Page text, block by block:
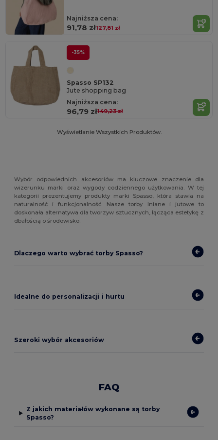
Najniższa cena:
91,78 zł127,81 zł
-35%
Spasso SP132
Jute shopping bag
Najniższa cena:
96,79 zł149,23 zł
Wyświetlanie Wszystkich Produktów.
Wybór odpowiednich akcesoriów ma kluczowe znaczenie dla
wizerunku marki oraz wygody codziennego użytkowania. W tej
kategorii prezentujemy produkty marki Spasso, która stawia na
naturalność i funkcjonalność. Nasze torby lniane i jutowe to
doskonała alternatywa dla tworzyw sztucznych, łącząca estetykę z
dbałością o środowisko.
Dlaczego warto wybrać torby Spasso?
Idealne do personalizacji i hurtu
Szeroki wybór akcesoriów
FAQ
Z jakich materiałów wykonane są torby
Spasso?